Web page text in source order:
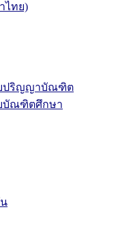
ไทย)
บปริญญาบัณฑิต
บัณฑิตศึกษา